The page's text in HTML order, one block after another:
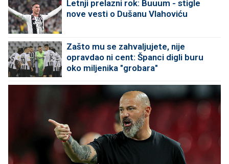
Letnji prelazni rok: Buuum - stigle
nove vesti o Dušanu Vlahoviću
Zašto mu se zahvaljujete, nije
opravdao ni cent: Španci digli buru
oko miljenika "grobara"